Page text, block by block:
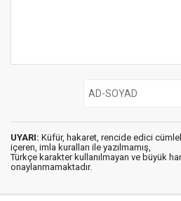
UYARI: Küfür, hakaret, rencide edici
içeren, imla kuralları ile yazılmamış,
Türkçe karakter kullanılmayan ve büyük
onaylanmamaktadır.